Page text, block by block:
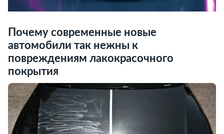
Почему современные новые
автомобили так нежны к
повреждениям лакокрасочного
покрытия